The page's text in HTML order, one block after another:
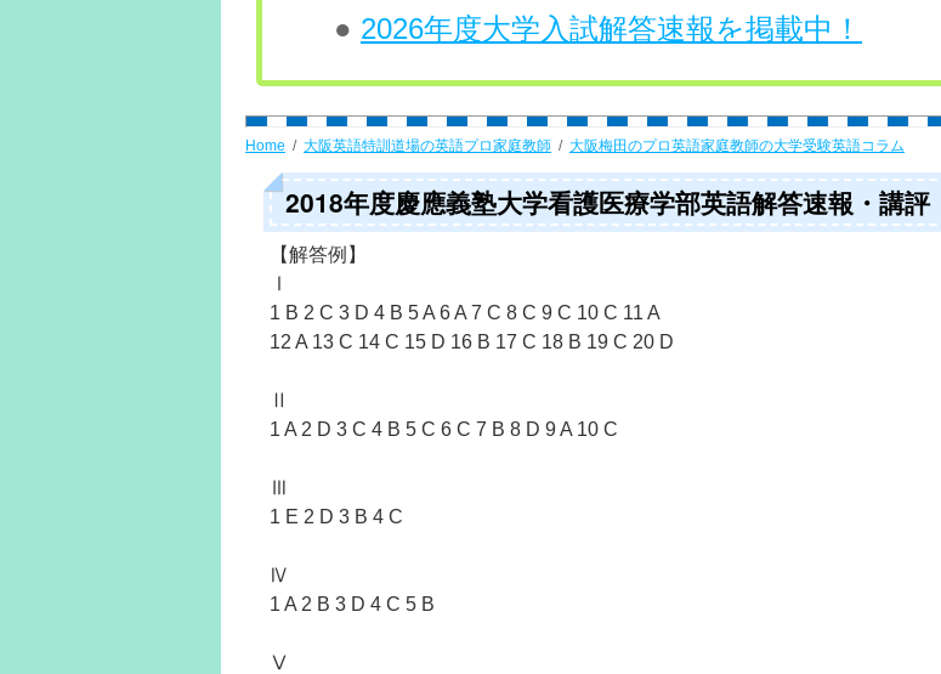
● 2026年度大学入試解答速報を掲載中！
Home 大阪英語特訓道場の英語プロ家庭教師 大阪梅田のプロ英語家庭教師の大学受験英語コラム
2018年度慶應義塾大学看護医療学部英語解答速報・講評
【解答例】
Ⅰ
1 B 2 C 3 D 4 B 5 A 6 A 7 C 8 C 9 C 10 C 11 A
12 A 13 C 14 C 15 D 16 B 17 C 18 B 19 C 20 D
Ⅱ
1 A 2 D 3 C 4 B 5 C 6 C 7 B 8 D 9 A 10 C
Ⅲ
1 E 2 D 3 B 4 C
Ⅳ
1 A 2 B 3 D 4 C 5 B
Ⅴ